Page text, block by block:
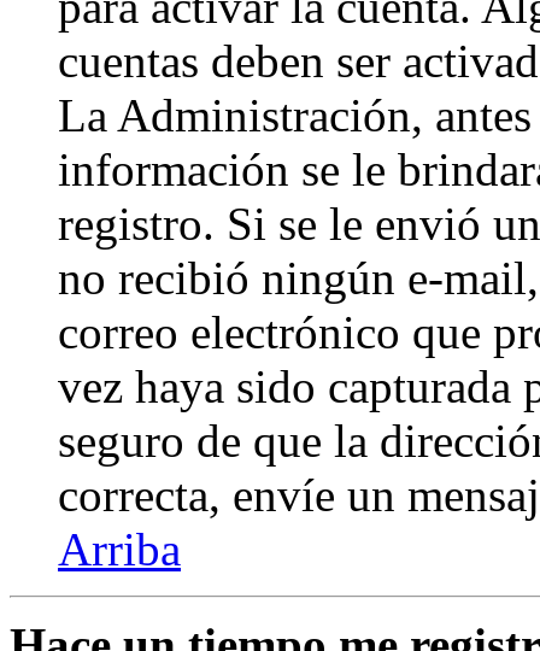
cuentas deben ser
La Administración,
información se le
registro. Si se le envió
no recibió ningún e-
correo electrónico que
vez haya sido
seguro de que la
correcta, envíe un
Arriba